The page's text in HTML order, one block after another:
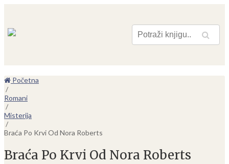
Pretraga
Početna
/
Romani
/
Misterija
/
Braća Po Krvi Od Nora Roberts
Braća Po Krvi Od Nora Roberts